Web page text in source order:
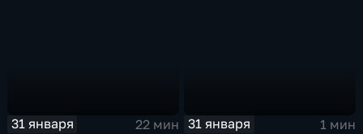
31 января
22 мин
31 января
1 мин